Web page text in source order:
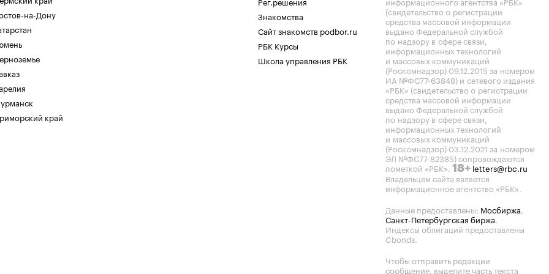
на-Дону
край
Знакомства
Сайт знакомств podbor.ru
РБК Курсы
Школа управления РБК
(свидетельство о регистрации
средства массовой информации
выдано Федеральной службой
по надзору в сфере связи,
информационных технологий
и массовых коммуникаций
(Роскомнадзор) 09.12.2015 за номером
ИА №ФС77-63848) и сетевого издания
«РБК» (свидетельство о регистрации
средства массовой информации
выдано Федеральной службой
по надзору в сфере связи,
информационных технологий
и массовых коммуникаций
(Роскомнадзор) 03.12.2021 за номером
ЭЛ №ФС77-82385) сопровождаются
пометкой «РБК». 18+ letters@rbc.ru
Владельцем сайта является
информационное агентство «РБК».
Данные предоставлены: Мосбиржа,
Санкт-Петербургская биржа.
Индексы облигаций предоставлены
Cbonds.
Чтобы отправить редакции
сообщение, выделите часть текста